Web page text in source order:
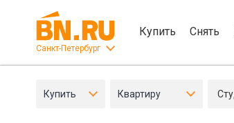
Санкт-Петербург
Купить Снять
Купить Квартиру